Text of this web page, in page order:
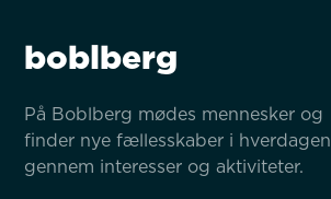
boblberg
På Boblberg mødes mennesker og
finder nye fællesskaber i hverdagen
gennem interesser og aktiviteter.